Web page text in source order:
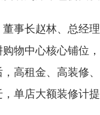
事长赵林、总经
物中心核心铺位
高租金、高装修
单店大额装修计